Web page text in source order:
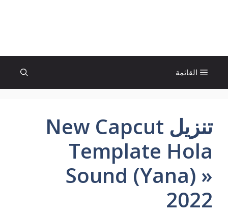
القائمة
تنزيل New Capcut
Template Hola
Sound (Yana) »
2022